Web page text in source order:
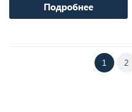
Подробнее
1 2